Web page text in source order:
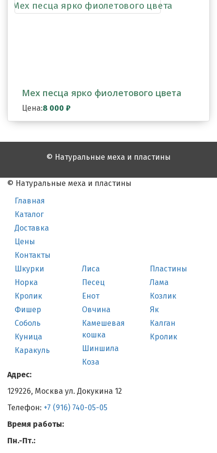
Мех песца ярко фиолетового цвета
Цена:8 000 ₽
© Натуральные меха и пластины
© Натуральные меха и пластины
Главная
Каталог
Доставка
Цены
Контакты
Шкурки
Норка
Кролик
Фишер
Соболь
Куница
Каракуль
Лиса
Песец
Енот
Овчина
Камешевая
кошка
Шиншила
Коза
Пластины
Лама
Козлик
Як
Калган
Кролик
Адрес:
129226, Москва ул. Докукина 12
Телефон: +7 (916) 740-05-05
Время работы:
Пн.-Пт.: